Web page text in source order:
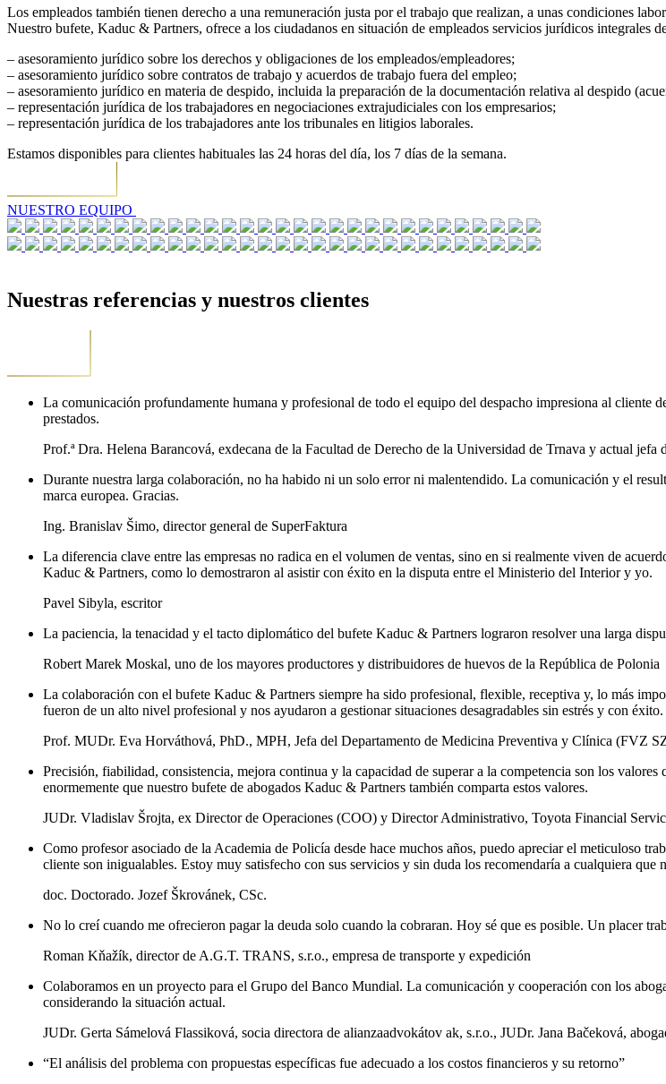
Los empleados también tienen derecho a una remuneración justa por el trabajo que realizan, a unas condiciones
Nuestro bufete, Kaduc & Partners, ofrece a los ciudadanos en situación de empleados servicios jurídicos integrales
– asesoramiento jurídico sobre los derechos y obligaciones de los empleados/empleadores;
– asesoramiento jurídico sobre contratos de trabajo y acuerdos de trabajo fuera del empleo;
– asesoramiento jurídico en materia de despido, incluida la preparación de la documentación relativa al despido
– representación jurídica de los trabajadores en negociaciones extrajudiciales con los empresarios;
– representación jurídica de los trabajadores ante los tribunales en litigios laborales.
Estamos disponibles para clientes habituales las 24 horas del día, los 7 días de la semana.
NUESTRO EQUIPO
Nuestras referencias y nuestros clientes
La comunicación profundamente humana y profesional de todo el equipo del despacho impresiona al cliente
prestados.
Prof.ª Dra. Helena Barancová, exdecana de la Facultad de Derecho de la Universidad de Trnava y actual
Durante nuestra larga colaboración, no ha habido ni un solo error ni malentendido. La comunicación y el
marca europea. Gracias.
Ing. Branislav Šimo, director general de SuperFaktura
La diferencia clave entre las empresas no radica en el volumen de ventas, sino en si realmente viven de
Kaduc & Partners, como lo demostraron al asistir con éxito en la disputa entre el Ministerio del Interior y yo.
Pavel Sibyla, escritor
La paciencia, la tenacidad y el tacto diplomático del bufete Kaduc & Partners lograron resolver una larga
Robert Marek Moskal, uno de los mayores productores y distribuidores de huevos de la República de Polonia
La colaboración con el bufete Kaduc & Partners siempre ha sido profesional, flexible, receptiva y, lo más
fueron de un alto nivel profesional y nos ayudaron a gestionar situaciones desagradables sin estrés y con éxito.
Prof. MUDr. Eva Horváthová, PhD., MPH, Jefa del Departamento de Medicina Preventiva y Clínica (FVZ
Precisión, fiabilidad, consistencia, mejora continua y la capacidad de superar a la competencia son los
enormemente que nuestro bufete de abogados Kaduc & Partners también comparta estos valores.
JUDr. Vladislav Šrojta, ex Director de Operaciones (COO) y Director Administrativo, Toyota Financial
Como profesor asociado de la Academia de Policía desde hace muchos años, puedo apreciar el meticuloso
cliente son inigualables. Estoy muy satisfecho con sus servicios y sin duda los recomendaría a cualquiera que
doc. Doctorado. Jozef Škrovánek, CSc.
No lo creí cuando me ofrecieron pagar la deuda solo cuando la cobraran. Hoy sé que es posible. Un placer
Roman Kňažík, director de A.G.T. TRANS, s.r.o., empresa de transporte y expedición
Colaboramos en un proyecto para el Grupo del Banco Mundial. La comunicación y cooperación con los
considerando la situación actual.
JUDr. Gerta Sámelová Flassiková, socia directora de alianzaadvokátov ak, s.r.o., JUDr. Jana Bačeková,
“El análisis del problema con propuestas específicas fue adecuado a los costos financieros y su retorno”